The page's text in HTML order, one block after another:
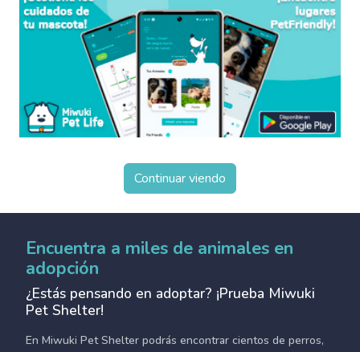
Continuar viendo
Encuentra a miles de animales en
adopción
¿Estás pensando en adoptar? ¡Prueba Miwuki
Pet Shelter!
En Miwuki Pet Shelter podrás encontrar cientos de perros,